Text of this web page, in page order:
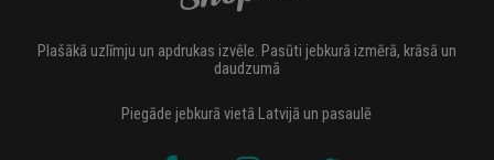
Plašākā uzlīmju un apdrukas izvēle. Pasūti jebkurā izmērā, krāsā un
daudzumā
Piegāde jebkurā vietā Latvijā un pasaulē